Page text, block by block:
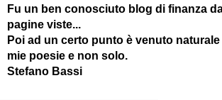
Fu un ben conosciuto blog di finanza
pagine viste...
Poi ad un certo punto è venuto
mie poesie e non solo.
Stefano Bassi